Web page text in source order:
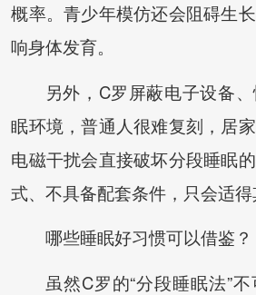
概率。青少年模仿还会阻碍生
响身体发育。
另外，C罗屏蔽电子设备
眠环境，普通人很难复刻，居家
电磁干扰会直接破坏分段睡眠
式、不具备配套条件，只会适得
哪些睡眠好习惯可以借鉴？
虽然C罗的“分段睡眠法”